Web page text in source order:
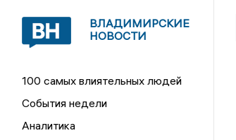
ВЛАДИМИРСКИЕ
НОВОСТИ
100 самых влиятельных людей
События недели
Аналитика